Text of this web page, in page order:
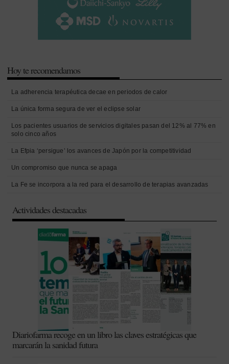
Hoy te recomendamos
La adherencia terapéutica decae en periodos de calor
La única forma segura de ver el eclipse solar
Los pacientes usuarios de servicios digitales pasan del 12% al 77% en
solo cinco años
La Efpia ‘persigue’ los avances de Japón por la competitividad
Un compromiso que nunca se apaga
La Fe se incorpora a la red para el desarrollo de terapias avanzadas
Actividades destacadas
Diariofarma recoge en un libro las claves estratégicas que
marcarán la sanidad futura